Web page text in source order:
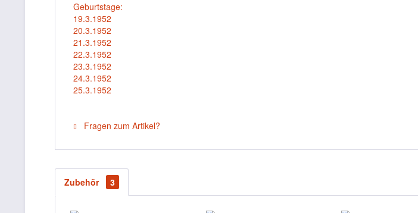
Geburtstage:
19.3.1952
20.3.1952
21.3.1952
22.3.1952
23.3.1952
24.3.1952
25.3.1952
Fragen zum Artikel?
Zubehör 3